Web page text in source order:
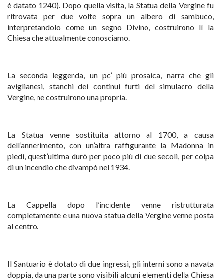
è datato 1240). Dopo quella visita, la Statua della Vergine fu
ritrovata per due volte sopra un albero di sambuco,
interpretandolo come un segno Divino, costruirono lì la
Chiesa che attualmente conosciamo.
La seconda leggenda, un po’ più prosaica, narra che gli
aviglianesi, stanchi dei continui furti del simulacro della
Vergine, ne costruirono una propria.
La Statua venne sostituita attorno al 1700, a causa
dell’annerimento, con un’altra raffigurante la Madonna in
piedi, quest’ultima durò per poco più di due secoli, per colpa
di un incendio che divampò nel 1934.
La Cappella dopo l’incidente venne ristrutturata
completamente e una nuova statua della Vergine venne posta
al centro.
Il Santuario è dotato di due ingressi, gli interni sono a navata
doppia, da una parte sono visibili alcuni elementi della Chiesa